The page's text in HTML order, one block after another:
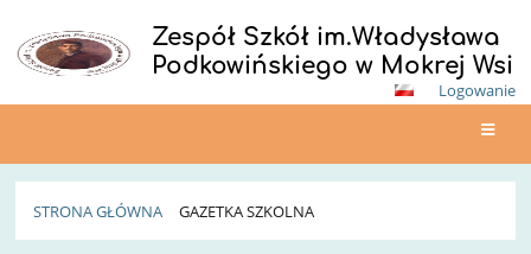
Zespół Szkół im.Władysława
Podkowińskiego w Mokrej Wsi
Logowanie
STRONA GŁÓWNA GAZETKA SZKOLNA